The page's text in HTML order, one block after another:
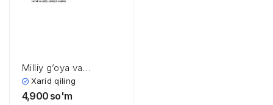
Milliy g’oya va
ma’naviy tarbiyaning
asosiy yo’nalishlari
Xarid qiling
4,900 so'm